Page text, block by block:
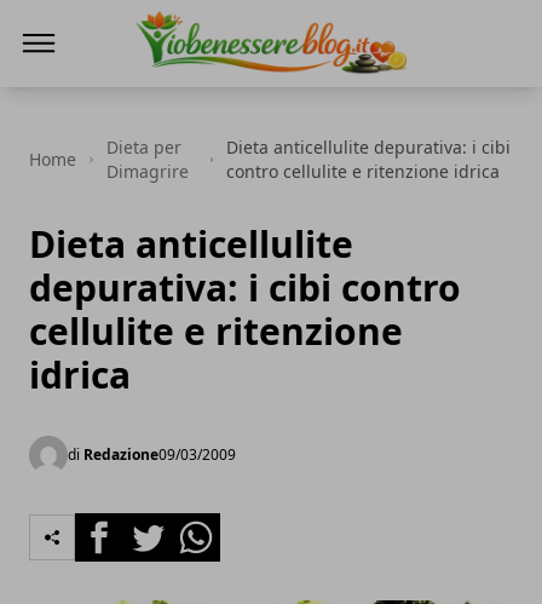
Home
Dieta per
Dimagrire
Dieta anticellulite depurativa: i cibi
contro cellulite e ritenzione idrica
Dieta anticellulite
depurativa: i cibi contro
cellulite e ritenzione
idrica
di Redazione09/03/2009
FacebookTwitterWhatsapp